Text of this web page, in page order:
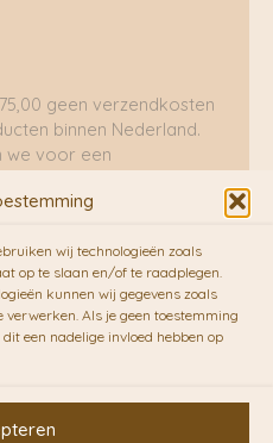
wij technologieën zoals
op te slaan en/of te raadplegen.
kunnen wij gegevens zoals
verwerken. Als je geen toestemming
een nadelige invloed hebben op
geen verzendkosten
binnen Nederland.
we voor een
duurzame bezorgdienst
(mits voorradig) voor
dag,
dag in de
de volgende dag. En
de fiets!!